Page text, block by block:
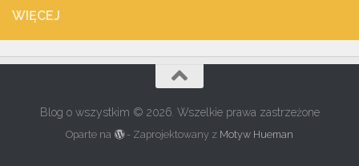
WIĘCEJ
Blog o wszystkim © 2026. Wszelkie prawa zastrzeżone
Oparte na - Zaprojektowany z Motyw Hueman